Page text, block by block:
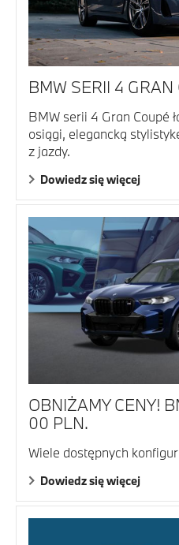
BMW SERII 4 GRAN
BMW serii 4 Gran Coupé
osiągi, elegancką
z jazdy.
Dowiedz się więcej
OBNIŻAMY CENY!
00 PLN.
Wiele dostępnych
Dowiedz się więcej